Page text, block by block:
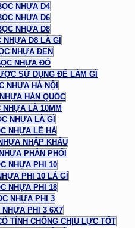
NHỰA D4
NHỰA D6
NHỰA D8
NHỰA D8 LÀ GÌ
NHỰA ĐEN
NHỰA ĐỎ
SỬ DỤNG ĐỂ LÀM GÌ
NHỰA HÀ NỘI
HÀN QUỐC
NHỰA LÀ 10MM
NHỰA LÀ GÌ
NHỰA LÊ HÀ
NHẬP KHẨU
PHÂN PHỐI
NHỰA PHI 10
PHI 10 LÀ GÌ
NHỰA PHI 18
NHỰA PHI 3
NHỰA PHI 3 6X7
TÍNH CHỐNG CHỊU LỰC TỐT